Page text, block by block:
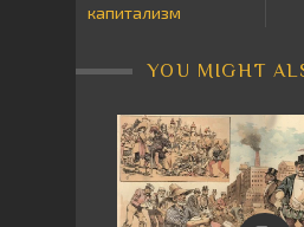
капитализм
YOU MIGHT